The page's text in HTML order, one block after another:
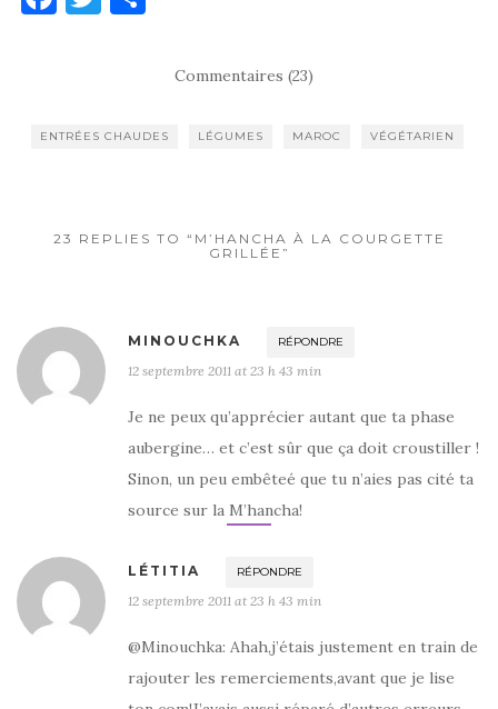
b
k
r
ta
er
Commentaires (23)
ENTRÉES CHAUDES LÉGUMES MAROC VÉGÉTARIEN
23 REPLIES TO “M’HANCHA À LA COURGETTE
GRILLÉE”
MINOUCHKA RÉPONDRE
12 septembre 2011 at 23 h 43 min
Je ne peux qu’apprécier autant que ta phase
aubergine… et c’est sûr que ça doit croustiller !
Sinon, un peu embêteé que tu n’aies pas cité ta
source sur la M’hancha!
LÉTITIA RÉPONDRE
12 septembre 2011 at 23 h 43 min
@Minouchka: Ahah,j’étais justement en train de
rajouter les remerciements,avant que je lise